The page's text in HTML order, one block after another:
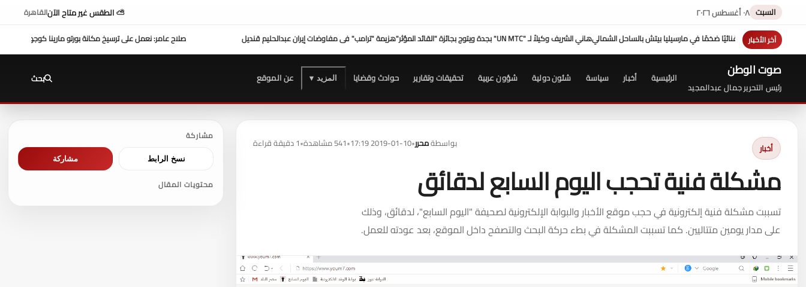
السبت ٠٨ أغسطس ٢٠٢٦ ⛅ الطقس غير متاح الآنالقاهرة
آخر الأخبار
للتيسير عليعزاء واجب ..صلاح عامر: نعمل على ترسيخ مكانة بورتو مارينا كوجهة متكاملة لسياحة اليخوت في مصرهزيمة "ترامب" فى مفاوضات إيران عبدالحليم قنديل هاني الشريف وكيلاً لـ "UN MTC" بجدة ويتوج بجائزة "القائد المؤثر"الشمالي
صوت الوطن
رئيس التحرير جمال عبدالمجيد
الرئيسية أخبار سياسة شئون دولية شؤون عربية تحقيقات وتقارير حوادث وقضايا المزيد ▾ عن الموقع بحث
أخبار بواسطةمحرر•
2019-01-10 17:19
•541 مشاهدة •1 دقيقة قراءة
مشكلة فنية تحجب اليوم السابع لدقائق
تسببت مشكلة فنية إلكترونية في حجب موقع الأخبار والبوابة الإلكترونية لصحيفة "اليوم السابع"، لدقائق، وذلك
على مدار يومين متتاليين. كما تسببت المشكلة في بطء حركة البحث والتصفح داخل الموقع، بعد عودته للعمل.
مشاركة
نسخ الرابط مشاركة
محتويات المقال